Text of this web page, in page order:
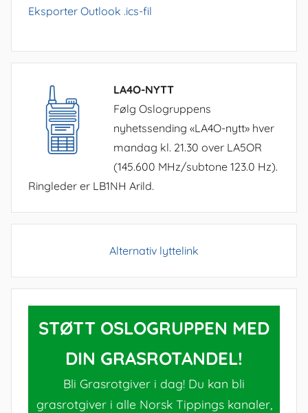
Eksporter Outlook .ics-fil
LA4O-NYTT
Følg Oslogruppens
nyhetssending «LA4O-nytt» hver
mandag kl. 21.30 over LA5OR
(145.600 MHz/subtone 123.0 Hz).
Ringleder er LB1NH Arild.
Alternativ lyttelink
STØTT OSLOGRUPPEN MED
DIN GRASROTANDEL!
Bli Grasrotgiver i dag! Du kan bli
grasrotgiver i alle Norsk Tippings kanaler,